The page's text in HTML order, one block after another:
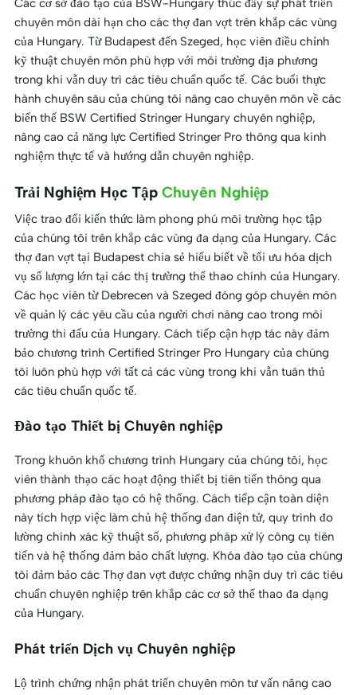
Các cơ sở đào tạo của BSW-Hungary thúc đẩy sự phát triển
chuyên môn dài hạn cho các thợ đan vợt trên khắp các vùng
của Hungary. Từ Budapest đến Szeged, học viên điều chỉnh
kỹ thuật chuyên môn phù hợp với môi trường địa phương
trong khi vẫn duy trì các tiêu chuẩn quốc tế. Các buổi thực
hành chuyên sâu của chúng tôi nâng cao chuyên môn về các
biến thể BSW Certified Stringer Hungary chuyên nghiệp,
nâng cao cả năng lực Certified Stringer Pro thông qua kinh
nghiệm thực tế và hướng dẫn chuyên nghiệp.
Trải Nghiệm Học Tập Chuyên Nghiệp
Việc trao đổi kiến thức làm phong phú môi trường học tập
của chúng tôi trên khắp các vùng đa dạng của Hungary. Các
thợ đan vợt tại Budapest chia sẻ hiểu biết về tối ưu hóa dịch
vụ số lượng lớn tại các thị trường thể thao chính của Hungary.
Các học viên từ Debrecen và Szeged đóng góp chuyên môn
về quản lý các yêu cầu của người chơi nâng cao trong môi
trường thi đấu của Hungary. Cách tiếp cận hợp tác này đảm
bảo chương trình Certified Stringer Pro Hungary của chúng
tôi luôn phù hợp với tất cả các vùng trong khi vẫn tuân thủ
các tiêu chuẩn quốc tế.
Đào tạo Thiết bị Chuyên nghiệp
Trong khuôn khổ chương trình Hungary của chúng tôi, học
viên thành thạo các hoạt động thiết bị tiên tiến thông qua
phương pháp đào tạo có hệ thống. Cách tiếp cận toàn diện
này tích hợp việc làm chủ hệ thống đan điện tử, quy trình đo
lường chính xác kỹ thuật số, phương pháp xử lý công cụ tiên
tiến và hệ thống đảm bảo chất lượng. Khóa đào tạo của chúng
tôi đảm bảo các Thợ đan vợt được chứng nhận duy trì các tiêu
chuẩn chuyên nghiệp trên khắp các cơ sở thể thao đa dạng
của Hungary.
Phát triển Dịch vụ Chuyên nghiệp
Lộ trình chứng nhận phát triển chuyên môn tư vấn nâng cao